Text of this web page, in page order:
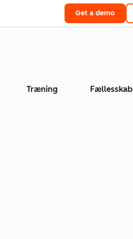
Get a demo
Træning Fællesskab